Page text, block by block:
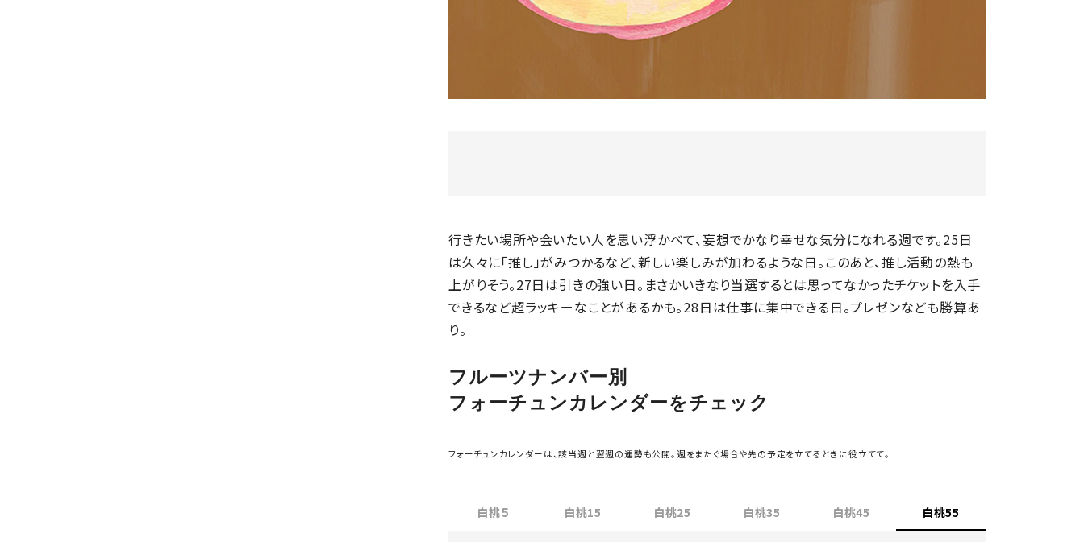
行きたい場所や会いたい人を思い浮かべて、妄想でかなり幸せな気分になれる週です。25日
は久々に「推し」がみつかるなど、新しい楽しみが加わるような日。このあと、推し活動の熱も
上がりそう。27日は引きの強い日。まさかいきなり当選するとは思ってなかったチケットを入手
できるなど超ラッキーなことがあるかも。28日は仕事に集中できる日。プレゼンなども勝算あ
り。
フルーツナンバー別
フォーチュンカレンダーをチェック
フォーチュンカレンダーは、該当週と翌週の運勢も公開。週をまたぐ場合や先の予定を立てるときに役立てて。
白桃５ 白桃15 白桃25 白桃35 白桃45 白桃55